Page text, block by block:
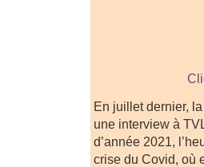
En juillet dernier,
une interview à
d’année 2021,
crise du Covid, où